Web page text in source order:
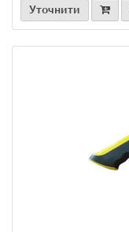
Уточнити